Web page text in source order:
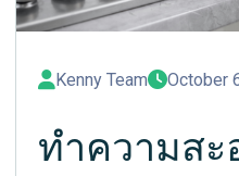
Kenny Team October
ทำความสะ